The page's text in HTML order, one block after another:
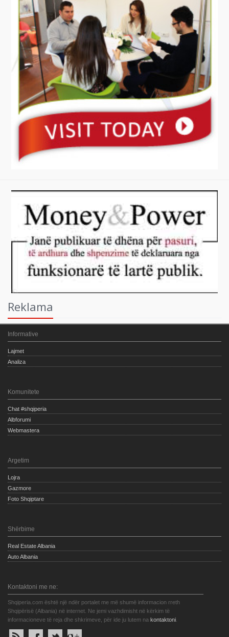
Reklama
Informative
Lajmet
Analiza
Komunitete
Chat #shqiperia
Albforumi
Webmastera
Argetim
Lojra
Gazmore
Foto Shqiptare
Shërbime
Real Estate Albania
Auto Albania
Kontaktoni me ne:
Shqiperia.com është një ndër portalet me më shumë informacion rreth
Shqipërisë (Albania) në internet. Ne jemi vazhdimisht në kërkim të
informacioneve të reja dhe shkrimeve, për ide ju lutem na kontaktoni